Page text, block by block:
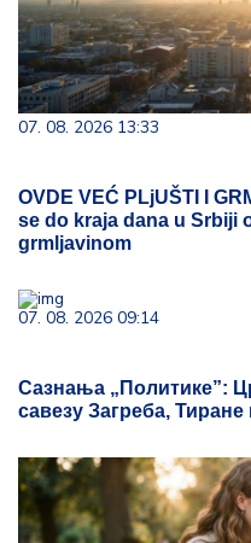
07. 08. 2026 13:33
OVDE VEĆ PLjUŠTI I
se do kraja dana u Srbiji
grmljavinom
07. 08. 2026 09:14
Сазнања „Политике”:
савезу Загреба,